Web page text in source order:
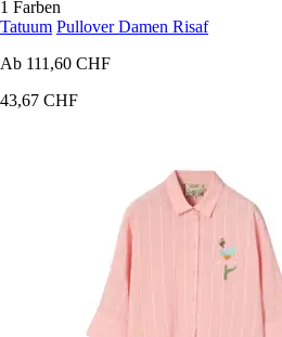
1 Farben
Tatuum Pullover Damen Risaf
Ab 111,60 CHF
43,67 CHF